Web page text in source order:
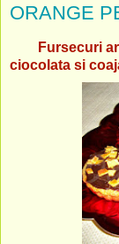
ORANGE
Fursecuri
ciocolata si